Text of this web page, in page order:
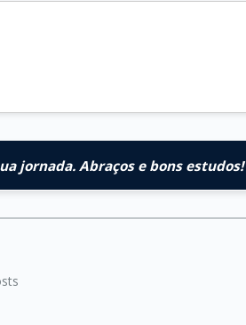
jornada. Abraços e bons estudos!